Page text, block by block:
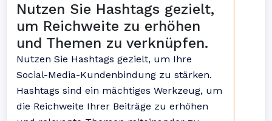
Nutzen Sie Hashtags gezielt,
um Reichweite zu erhöhen
und Themen zu verknüpfen.
Nutzen Sie Hashtags gezielt, um Ihre
Social-Media-Kundenbindung zu stärken.
Hashtags sind ein mächtiges Werkzeug, um
die Reichweite Ihrer Beiträge zu erhöhen